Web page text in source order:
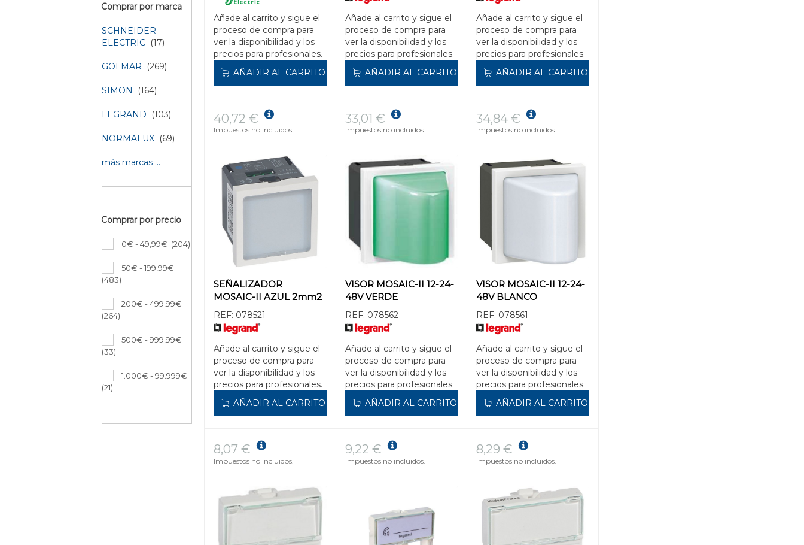
Comprar por marca
SCHNEIDER
ELECTRIC (17)
GOLMAR (269)
SIMON (164)
LEGRAND (103)
NORMALUX (69)
más marcas ...
Comprar por precio
0€ - 49,99€ (204)
50€ - 199,99€
(483)
200€ - 499,99€
(264)
500€ - 999,99€
(33)
1.000€ - 99.999€
(21)
Añade al carrito y sigue el
proceso de compra para
ver la disponibilidad y los
precios para profesionales.
AÑADIR AL CARRITO
Añade al carrito y sigue el
proceso de compra para
ver la disponibilidad y los
precios para profesionales.
AÑADIR AL CARRITO
Añade al carrito y sigue el
proceso de compra para
ver la disponibilidad y los
precios para profesionales.
AÑADIR AL CARRITO
SEÑALIZADOR
MOSAIC-II AZUL 2mm2
REF: 078521
Añade al carrito y sigue el
proceso de compra para
ver la disponibilidad y los
precios para profesionales.
40,72 €
Impuestos no incluidos.
AÑADIR AL CARRITO
VISOR MOSAIC-II 12-24-
48V VERDE
REF: 078562
Añade al carrito y sigue el
proceso de compra para
ver la disponibilidad y los
precios para profesionales.
33,01 €
Impuestos no incluidos.
AÑADIR AL CARRITO
VISOR MOSAIC-II 12-24-
48V BLANCO
REF: 078561
Añade al carrito y sigue el
proceso de compra para
ver la disponibilidad y los
precios para profesionales.
34,84 €
Impuestos no incluidos.
AÑADIR AL CARRITO
8,07 €
Impuestos no incluidos.
9,22 €
Impuestos no incluidos.
8,29 €
Impuestos no incluidos.